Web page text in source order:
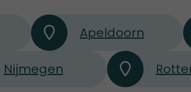
Apeldoorn
Nijmegen